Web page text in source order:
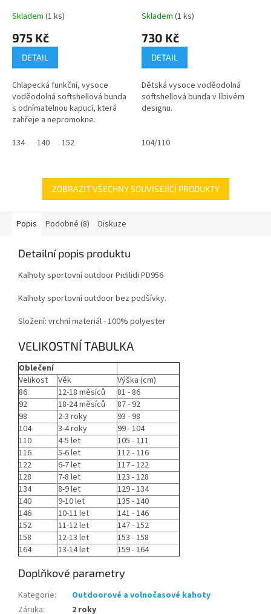
Skladem (1 ks)
975 Kč
DETAIL
Chlapecká funkční, vysoce
voděodolná softshellová bunda
s odnímatelnou kapucí, která
zahřeje a nepromokne.
134
140 152
růžová
Skladem (1 ks)
730 Kč
DETAIL
Dětská vysoce voděodolná
softshellová bunda v líbivém
designu.
104/110
ZOBRAZIT VŠECHNY SOUVISEJÍCÍ PRODUKTY
Popis Podobné (8) Diskuze
Detailní popis produktu
Kalhoty sportovní outdoor Pidilidi PD956
Kalhoty sportovní outdoor bez podšívky.
Složení: vrchní materiál - 100% polyester
VELIKOSTNÍ TABULKA
Oblečení
Velikost
Věk
Výška (cm)
86
12-18 měsíců
81 - 86
92
18-24 měsíců
87 - 92
98
2-3 roky
93 - 98
104
3-4 roky
99 - 104
110
4-5 let
105 - 111
116
5-6 let
112 - 116
122
6-7 let
117 - 122
128
7-8 let
123 - 128
134
8-9 let
129 - 134
140
9-10 let
135 - 140
146
10-11 let
141 - 146
152
11-12 let
147 - 152
158
12-13 let
153 - 158
164
13-14 let 159 - 164
Doplňkové parametry
Kategorie:
Outdoorové a volnočasové kahoty
Záruka:
2 roky